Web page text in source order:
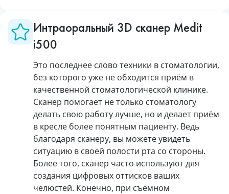
Интраоральный 3D сканер Medit
i500
Это последнее слово техники в стоматологии,
без которого уже не обходится приём в
качественной стоматологической клинике.
Сканер помогает не только стоматологу
делать свою работу лучше, но и делает приём
в кресле более понятным пациенту. Ведь
благодаря сканеру, вы можете увидеть
ситуацию в своей полости рта со стороны.
Более того, сканер часто используют для
создания цифровых оттисков ваших
челюстей. Конечно, при съемном